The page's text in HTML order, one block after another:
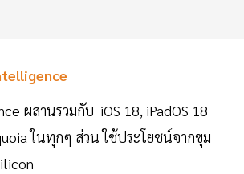
ผสานรวมกับ iOS 18, iPadOS 18
ในทุกๆ ส่วน ใช้ประโยชน์จากขุม